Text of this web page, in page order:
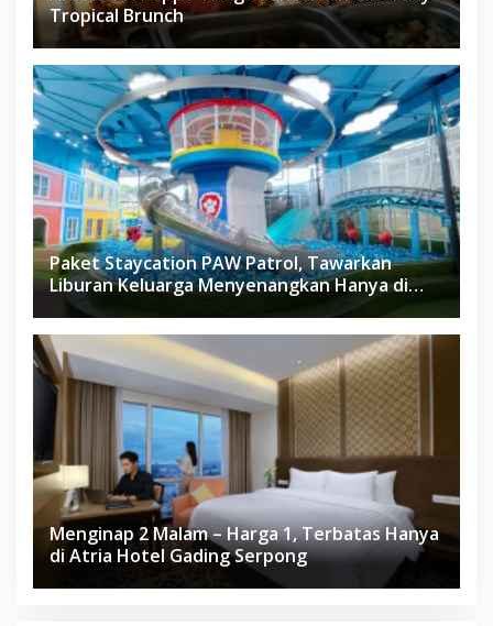
Tropical Brunch
Paket Staycation PAW Patrol, Tawarkan
Liburan Keluarga Menyenangkan Hanya di
Herloom Hotel BSD
Menginap 2 Malam – Harga 1, Terbatas Hanya
di Atria Hotel Gading Serpong